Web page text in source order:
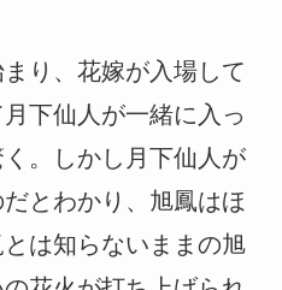
り、花嫁が入場して
下仙人が一緒に入っ
。しかし月下仙人が
とわかり、旭鳳はほ
は知らないままの旭